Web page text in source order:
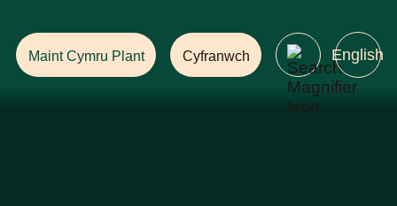
Maint Cymru Plant Cyfranwch English